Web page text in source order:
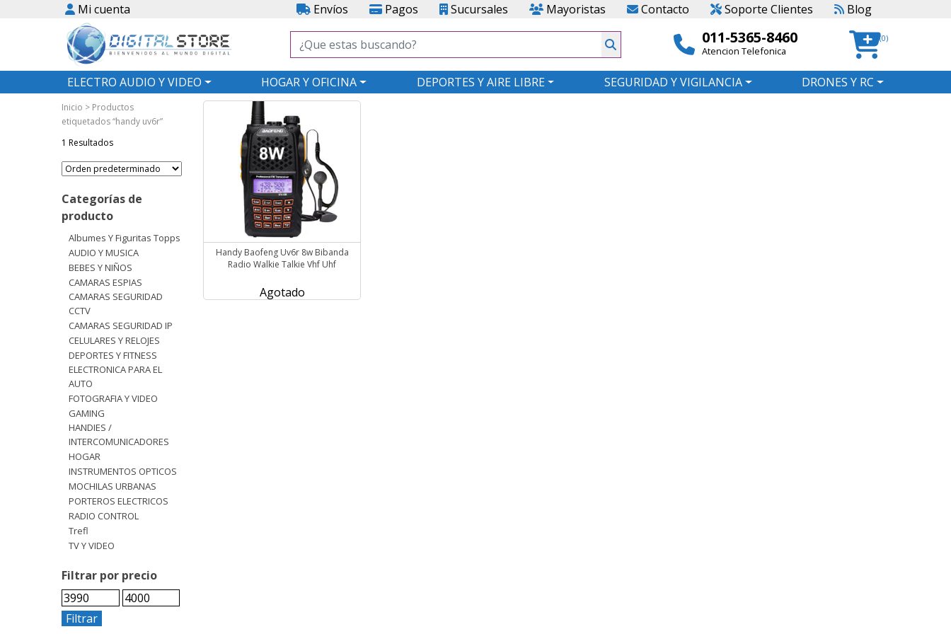
Mi cuenta Envíos Pagos Sucursales Mayoristas Contacto Soporte Clientes Blog
011-5365-8460
Atencion Telefonica
(0)
ELECTRO AUDIO Y VIDEO HOGAR Y OFICINA DEPORTES Y AIRE LIBRE SEGURIDAD Y VIGILANCIA DRONES Y RC
Inicio > Productos
etiquetados “handy uv6r”
1 Resultados
Categorías de
producto
Albumes Y Figuritas Topps
AUDIO Y MUSICA
BEBES Y NIÑOS
CAMARAS ESPIAS
CAMARAS SEGURIDAD
CCTV
CAMARAS SEGURIDAD IP
CELULARES Y RELOJES
DEPORTES Y FITNESS
ELECTRONICA PARA EL
AUTO
FOTOGRAFIA Y VIDEO
GAMING
HANDIES /
INTERCOMUNICADORES
HOGAR
INSTRUMENTOS OPTICOS
MOCHILAS URBANAS
PORTEROS ELECTRICOS
RADIO CONTROL
Trefl
TV Y VIDEO
Filtrar por precio
Filtrar
Handy Baofeng Uv6r 8w Bibanda
Radio Walkie Talkie Vhf Uhf
Agotado